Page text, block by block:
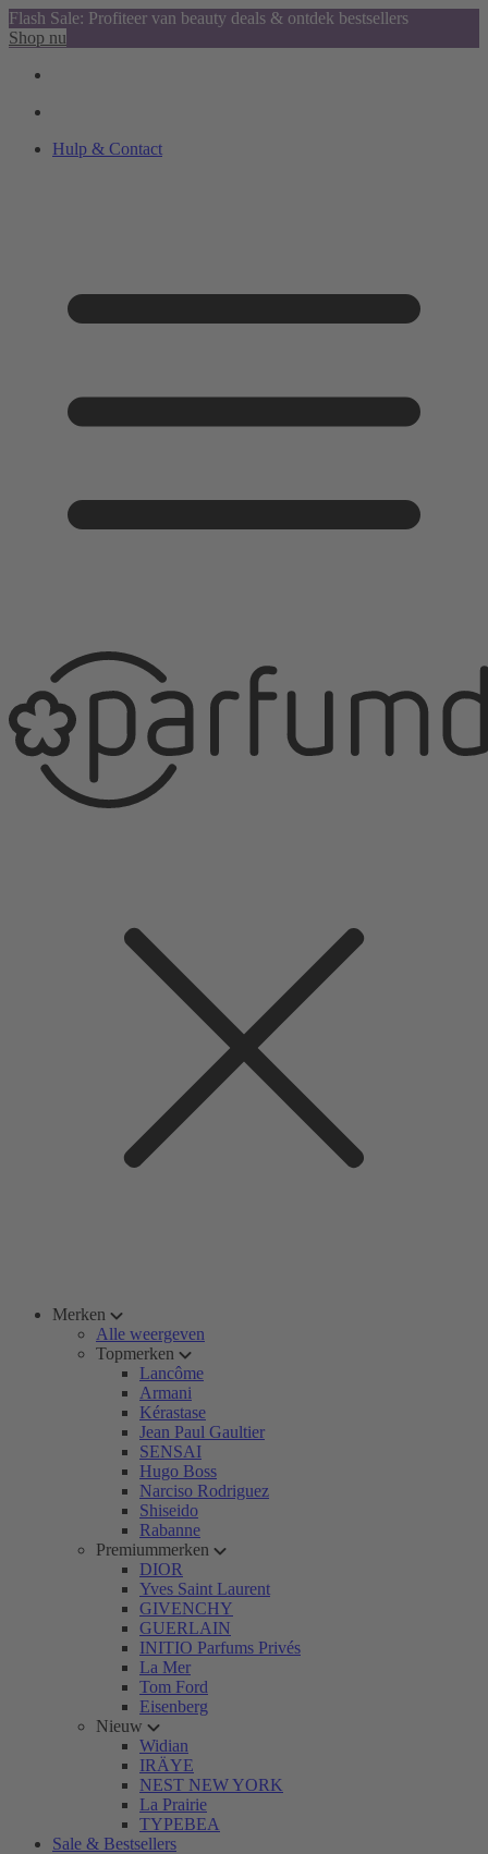
Flash Sale: Profiteer van beauty deals & ontdek bestsellers
Shop nu
Hulp & Contact
Merken
Alle weergeven
Topmerken
Lancôme
Armani
Kérastase
Jean Paul Gaultier
SENSAI
Hugo Boss
Narciso Rodriguez
Shiseido
Rabanne
Premiummerken
DIOR
Yves Saint Laurent
GIVENCHY
GUERLAIN
INITIO Parfums Privés
La Mer
Tom Ford
Eisenberg
Nieuw
Widian
IRÄYE
NEST NEW YORK
La Prairie
TYPEBEA
Sale & Bestsellers